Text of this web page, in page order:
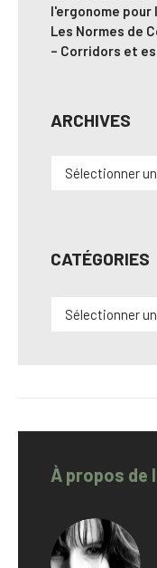
l'ergonome
Les Normes de
– Corridors et
ARCHIVES
Archives
CATÉGORIES
Catégories
À propos de